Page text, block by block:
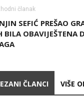
članak
SEFIĆ PREŠAO
BILA OBAVIJEŠTENA
ČLANCI VIŠE